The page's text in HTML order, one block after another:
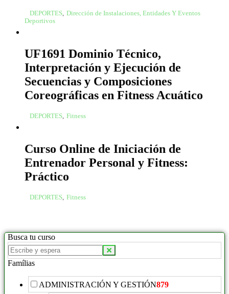
DEPORTES, Dirección de Instalaciones, Entidades Y Eventos
Deportivos
UF1691 Dominio Técnico,
Interpretación y Ejecución de
Secuencias y Composiciones
Coreográficas en Fitness Acuático
DEPORTES, Fitness
Curso Online de Iniciación de
Entrenador Personal y Fitness:
Práctico
DEPORTES Fitness
Busca tu curso
Famílias
ADMINISTRACIÓN Y GESTIÓN879